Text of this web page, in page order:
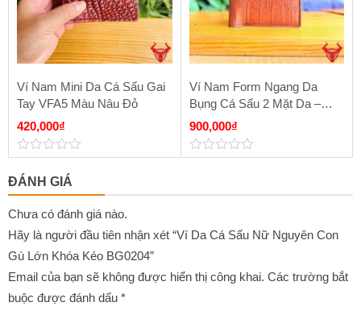
Ví Nam Mini Da Cá Sấu Gai
Tay VFA5 Màu Nâu Đỏ
420,000₫
0
out
of
5
Ví Nam Form Ngang Da
Bụng Cá Sấu 2 Mặt Da –
Sơn Cạnh VCAA8 Màu Nâu
Đất
900,000₫
0
5
ĐÁNH GIÁ
Chưa có đánh giá nào.
Hãy là người đầu tiên nhận xét “Ví Da Cá Sấu Nữ Nguyên Con
Gù Lớn Khóa Kéo BG0204”
Email của bạn sẽ không được hiển thị công khai. Các trường bắt
buộc được đánh dấu *